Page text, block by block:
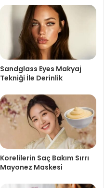
Sandglass Eyes Makyaj
Tekniği İle Derinlik
Korelilerin Saç Bakım Sırrı
Mayonez Maskesi